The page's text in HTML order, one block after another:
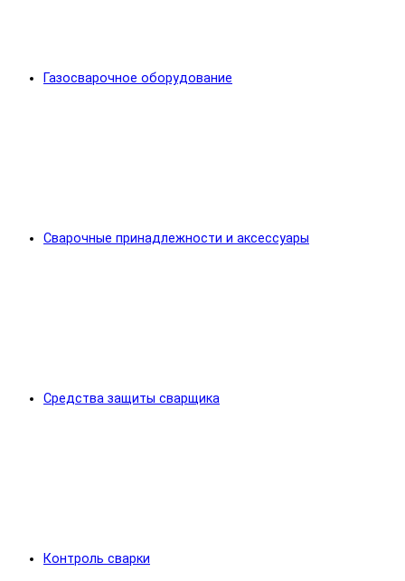
Газосварочное оборудование
Сварочные принадлежности и аксессуары
Средства защиты сварщика
Контроль сварки